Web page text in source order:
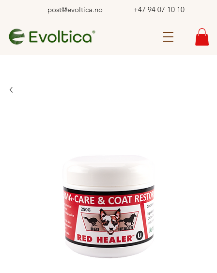
post@evoltica.no +47 94 07 10 10